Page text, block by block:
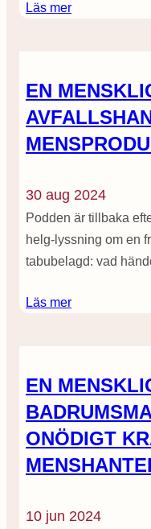
Läs mer
EN
30 aug 2024
Podden är tillbaka
helg-lyssning om en
tabubelagd: vad
Läs mer
EN
ONÖDIGT
10 jun 2024